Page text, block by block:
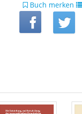
Buch merken